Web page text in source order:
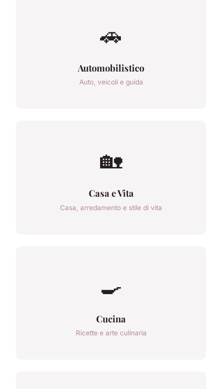
🚗
Automobilistico
Auto, veicoli e guida
🏡
Casa e Vita
Casa, arredamento e stile di vita
🍳
Cucina
Ricette e arte culinaria